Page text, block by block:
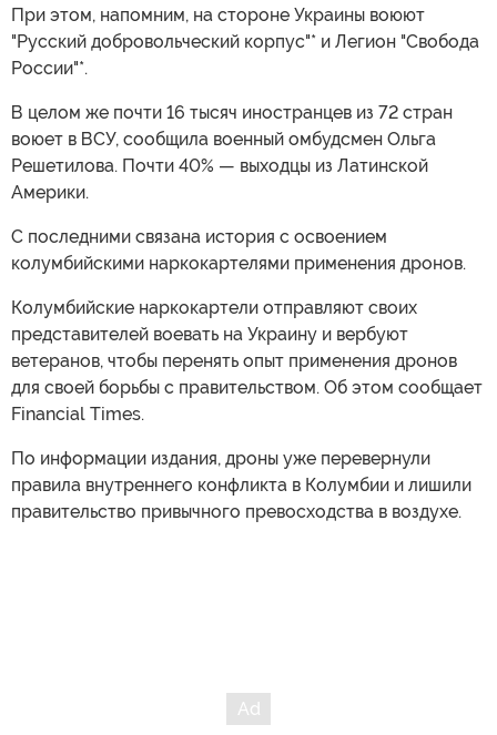
При этом, напомним, на стороне Украины воюют
"Русский добровольческий корпус"* и Легион "Свобода
России"*.
В целом же почти 16 тысяч иностранцев из 72 стран
воюет в ВСУ, сообщила военный омбудсмен Ольга
Решетилова. Почти 40% — выходцы из Латинской
Америки.
С последними связана история с освоением
колумбийскими наркокартелями применения дронов.
Колумбийские наркокартели отправляют своих
представителей воевать на Украину и вербуют
ветеранов, чтобы перенять опыт применения дронов
для своей борьбы с правительством. Об этом сообщает
Financial Times.
По информации издания, дроны уже перевернули
правила внутреннего конфликта в Колумбии и лишили
правительство привычного превосходства в воздухе.